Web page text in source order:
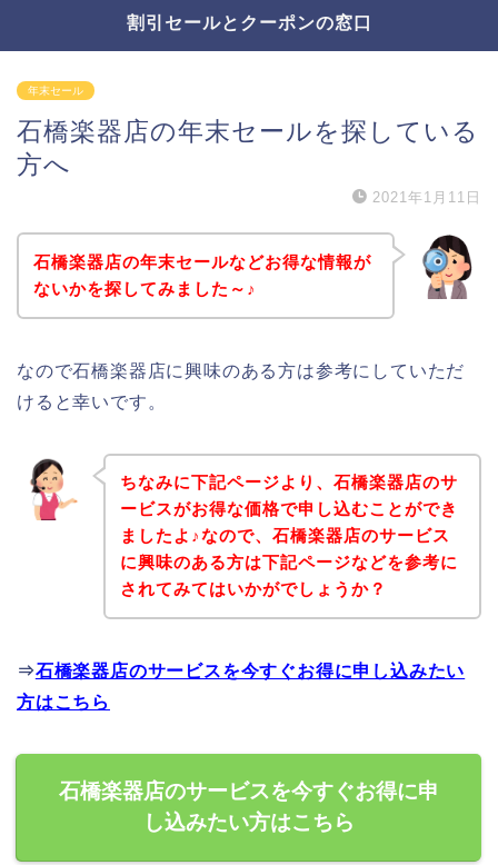
割引セールとクーポンの窓口
年末セール
石橋楽器店の年末セールを探している
方へ
2021年1月11日
石橋楽器店の年末セールなどお得な情報が
ないかを探してみました～♪
なので石橋楽器店に興味のある方は参考にしていただ
けると幸いです。
ちなみに下記ページより、石橋楽器店のサ
ービスがお得な価格で申し込むことができ
ましたよ♪なので、石橋楽器店のサービス
に興味のある方は下記ページなどを参考に
されてみてはいかがでしょうか？
⇒石橋楽器店のサービスを今すぐお得に申し込みたい
方はこちら
石橋楽器店のサービスを今すぐお得に申
し込みたい方はこちら